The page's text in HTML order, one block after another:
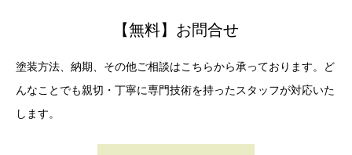
【無料】お問合せ
塗装方法、納期、その他ご相談はこちらから承っております。ど
んなことでも親切・丁寧に専門技術を持ったスタッフが対応いた
します。